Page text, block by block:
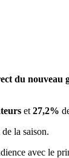
du nouveau
et 27,2%
la saison.
avec le